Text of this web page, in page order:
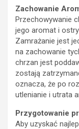
Zachowanie
Przechowywanie
jego aromat i
Zamrażanie jest
na zachowanie
chrzan jest
zostają
oznacza, że po
utlenianie i utrata
Przygotowanie
Aby uzyskać